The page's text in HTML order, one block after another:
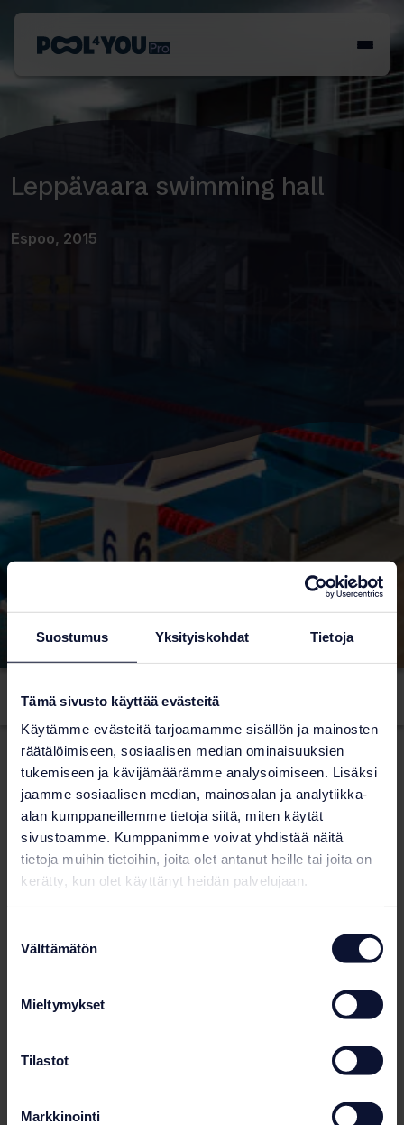
Suostumus Yksityiskohdat Tietoja
Tämä sivusto käyttää evästeitä
Käytämme evästeitä tarjoamamme sisällön ja mainosten
räätälöimiseen, sosiaalisen median ominaisuuksien
tukemiseen ja kävijämäärämme analysoimiseen. Lisäksi
jaamme sosiaalisen median, mainosalan ja analytiikka-
alan kumppaneillemme tietoja siitä, miten käytät
sivustoamme. Kumppanimme voivat yhdistää näitä
tietoja muihin tietoihin, joita olet antanut heille tai joita on
kerätty, kun olet käyttänyt heidän palvelujaan.
valinta
Välttämätön
Mieltymykset
Tilastot
Markkinointi
content
Front
Leppävaara swimming hall
Espoo, 2015
Front
page
References Leppävaara swimming hall
Leppävaara swimming hall features both indoor and
outdoor pools. We provided the water treatment
design and the supply and installation of the
specialized water treatment equipment.